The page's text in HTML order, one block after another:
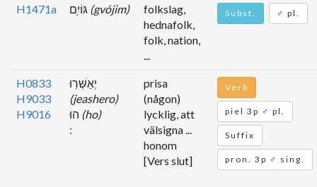
H1471a (gvójim)
folkslag,
hednafolk,
folk, nation,
...
Subst. ♂ pl.
H0833
H9033
H9016
יְאַשְּׁרֽוּ
(jeashero)
(ho)
prisa
(någon)
lycklig, att
välsigna ...
honom
[Vers slut]
Verb
piel 3p ♂ pl.
Suffix
pron. 3p ♂ sing.